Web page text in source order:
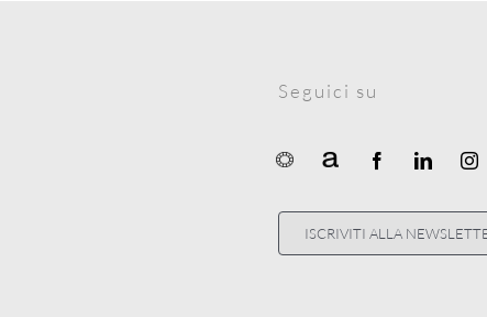
Seguici su
ISCRIVITI ALLA